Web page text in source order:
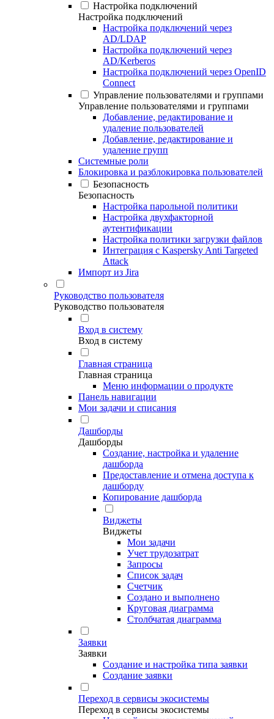
Настройка подключений
Настройка подключений
Настройка подключений через
AD/LDAP
Настройка подключений через
AD/Kerberos
Настройка подключений через OpenID
Connect
Управление пользователями и группами
Управление пользователями и группами
Добавление, редактирование и
удаление пользователей
Добавление, редактирование и
удаление групп
Системные роли
Блокировка и разблокировка пользователей
Безопасность
Безопасность
Настройка парольной политики
Настройка двухфакторной
аутентификации
Настройка политики загрузки файлов
Интеграция с Kaspersky Anti Targeted
Attack
Импорт из Jira
Руководство пользователя
Руководство пользователя
Вход в систему
Вход в систему
Главная страница
Главная страница
Меню информации о продукте
Панель навигации
Мои задачи и списания
Дашборды
Дашборды
Создание, настройка и удаление
дашборда
Предоставление и отмена доступа к
дашборду
Копирование дашборда
Виджеты
Виджеты
Мои задачи
Учет трудозатрат
Запросы
Список задач
Счетчик
Создано и выполнено
Круговая диаграмма
Столбчатая диаграмма
Заявки
Заявки
Создание и настройка типа заявки
Создание заявки
Переход в сервисы экосистемы
Переход в сервисы экосистемы